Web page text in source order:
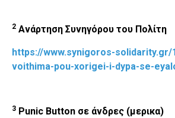
2 Ανάρτηση Συνηγόρου του Πολίτη
https://www.synigoros-solidarity.gr/
voithima-pou-xorigei-i-dypa-se-
3 Punic Button σε άνδρες (μερικα)